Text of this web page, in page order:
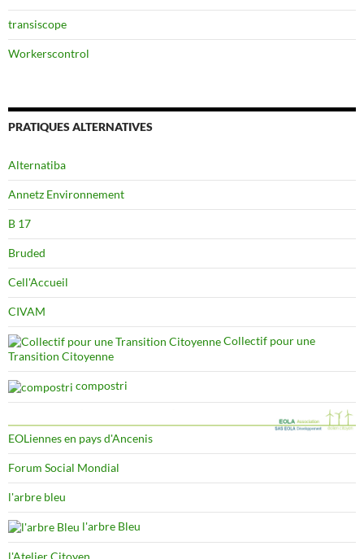
transiscope
Workerscontrol
PRATIQUES ALTERNATIVES
Alternatiba
Annetz Environnement
B 17
Bruded
Cell'Accueil
CIVAM
Collectif pour une
Transition Citoyenne
compostri
EOLiennes en pays d'Ancenis
Forum Social Mondial
l'arbre bleu
l'arbre Bleu
l'Atelier Citoyen